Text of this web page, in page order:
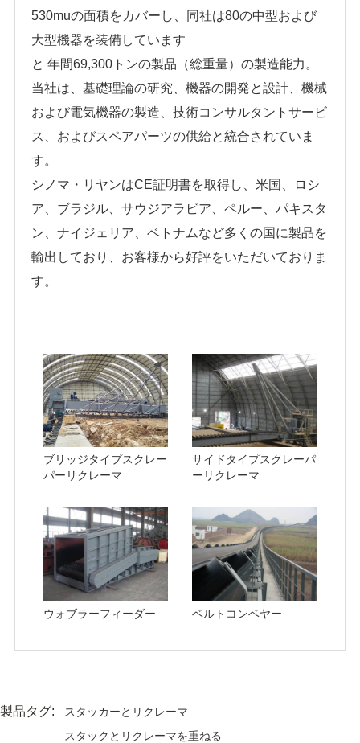
530muの面積をカバーし、同社は80の中型および
大型機器を装備しています
と 年間69,300トンの製品（総重量）の製造能力。
当社は、基礎理論の研究、機器の開発と設計、機械
および電気機器の製造、技術コンサルタントサービ
ス、およびスペアパーツの供給と統合されていま
す。
シノマ・リヤンはCE証明書を取得し、米国、ロシ
ア、ブラジル、サウジアラビア、ペルー、パキスタ
ン、ナイジェリア、ベトナムなど多くの国に製品を
輸出しており、お客様から好評をいただいておりま
す。
ブリッジタイプスクレー
パーリクレーマ
サイドタイプスクレーパ
ーリクレーマ
ウォブラーフィーダー ベルトコンベヤー
製品タグ:
スタッカーとリクレーマ
スタックとリクレーマを重ねる